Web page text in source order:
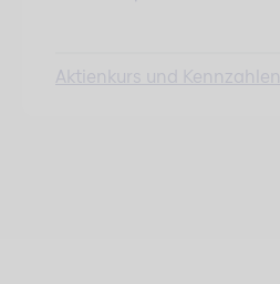
Aktienkurs und Kennzahlen